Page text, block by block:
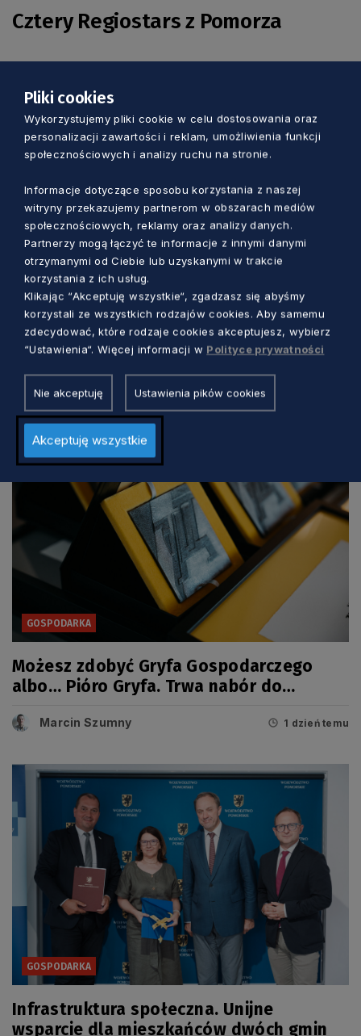
Cztery Regiostars z Pomorza
to już czwarta nagroda Regiostars, jakie
otrzymuje Pomorze. W 2014 r. jako przykład
ekologicznego transportu wyróżnione zostały
gdyńskie trolejbusy, a w 2018 r. rewitalizacja
otrzymała Gdynia za projekt rewitalizacyjny. Co
warto dodać, wszystkie projekty był
realizowane przy wsparciu programów
samorządu województwa pomorskiego.
Zobacz również
GOSPODARKA
Możesz zdobyć Gryfa Gospodarczego
albo… Pióro Gryfa. Trwa nabór do
Marcin Szumny 1 dzień temu
GOSPODARKA
Infrastruktura społeczna. Unijne
wsparcie dla mieszkańców dwóch gmin
Pliki cookies
Wykorzystujemy pliki cookie w celu dostosowania oraz
personalizacji zawartości i reklam, umożliwienia funkcji
społecznościowych i analizy ruchu na stronie.
Informacje dotyczące sposobu korzystania z naszej
witryny przekazujemy partnerom w obszarach mediów
społecznościowych, reklamy oraz analizy danych.
Partnerzy mogą łączyć te informacje z innymi danymi
otrzymanymi od Ciebie lub uzyskanymi w trakcie
korzystania z ich usług.
Klikając “Akceptuję wszystkie“, zgadzasz się abyśmy
korzystali ze wszystkich rodzajów cookies. Aby samemu
zdecydować, które rodzaje cookies akceptujesz, wybierz
“Ustawienia“. Więcej informacji w Polityce prywatności
Nie akceptuję Ustawienia pików cookies
Akceptuję wszystkie